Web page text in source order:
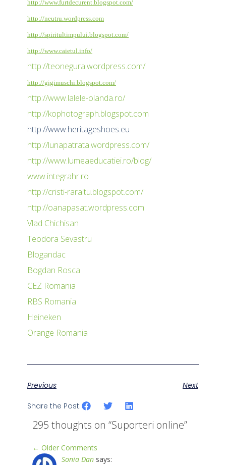
http://www.furtdecurent.blogspot.com/
http://neutru.wordpress.com
http://spiritultimpului.blogspot.com/
http://www.caietul.info/
http://teonegura.wordpress.com/
http://gigimuschi.blogspot.com/
http://www.lalele-olanda.ro/
http://kophotograph.blogspot.com
http://www.heritageshoes.eu
http://lunapatrata.wordpress.com/
http://www.lumeaeducatiei.ro/blog/
www.integrahr.ro
http://cristi-raraitu.blogspot.com/
http://oanapasat.wordpress.com
Vlad Chichisan
Teodora Sevastru
Blogandac
Bogdan Rosca
CEZ Romania
RBS Romania
Heineken
Orange Romania
Previous Next
Share the Post:
295 thoughts on “Suporteri online”
← Older Comments
Sonia Dan says: